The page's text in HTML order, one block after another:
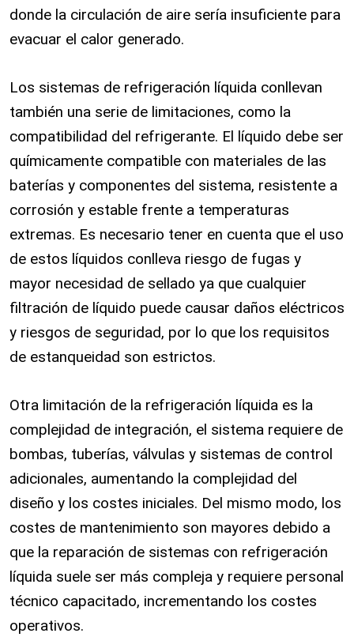
donde la circulación de aire sería insuficiente para
evacuar el calor generado.
Los sistemas de refrigeración líquida conllevan
también una serie de limitaciones, como la
compatibilidad del refrigerante. El líquido debe ser
químicamente compatible con materiales de las
baterías y componentes del sistema, resistente a
corrosión y estable frente a temperaturas
extremas. Es necesario tener en cuenta que el uso
de estos líquidos conlleva riesgo de fugas y
mayor necesidad de sellado ya que cualquier
filtración de líquido puede causar daños eléctricos
y riesgos de seguridad, por lo que los requisitos
de estanqueidad son estrictos.
Otra limitación de la refrigeración líquida es la
complejidad de integración, el sistema requiere de
bombas, tuberías, válvulas y sistemas de control
adicionales, aumentando la complejidad del
diseño y los costes iniciales. Del mismo modo, los
costes de mantenimiento son mayores debido a
que la reparación de sistemas con refrigeración
líquida suele ser más compleja y requiere personal
técnico capacitado, incrementando los costes
operativos.